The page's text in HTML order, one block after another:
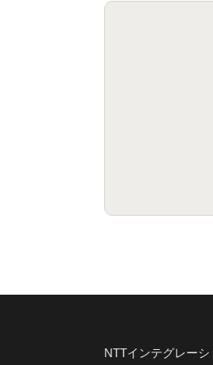
NTTインテグレー